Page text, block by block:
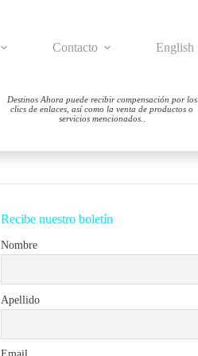
Contacto English
Destinos Ahora puede recibir compensación por los
clics de enlaces, así como la venta de productos o
servicios mencionados.
Recibe nuestro boletín
Nombre
Apellido